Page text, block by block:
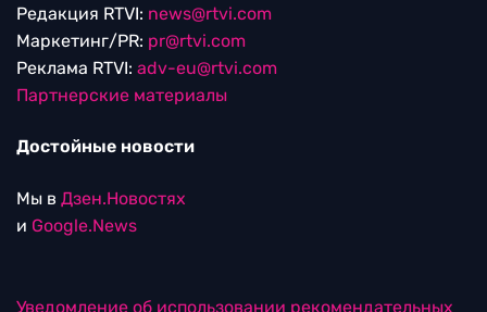
Редакция RTVI: news@rtvi.com
Маркетинг/PR: pr@rtvi.com
Реклама RTVI: adv-eu@rtvi.com
Партнерские материалы
Достойные новости
Мы в Дзен.Новостях
и Google.News
Уведомление об использовании рекомендательных